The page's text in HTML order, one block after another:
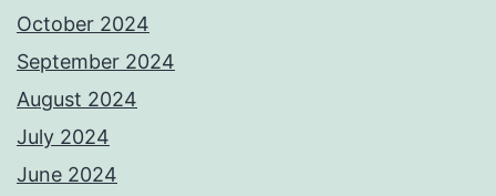
October 2024
September 2024
August 2024
July 2024
June 2024